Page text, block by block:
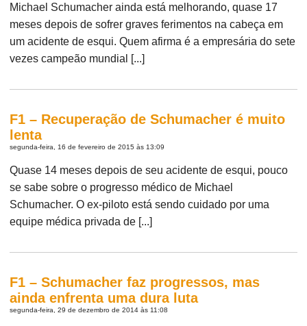
Michael Schumacher ainda está melhorando, quase 17
meses depois de sofrer graves ferimentos na cabeça em
um acidente de esqui. Quem afirma é a empresária do sete
vezes campeão mundial [...]
F1 – Recuperação de Schumacher é muito
lenta
segunda-feira, 16 de fevereiro de 2015 às 13:09
Quase 14 meses depois de seu acidente de esqui, pouco
se sabe sobre o progresso médico de Michael
Schumacher. O ex-piloto está sendo cuidado por uma
equipe médica privada de [...]
F1 – Schumacher faz progressos, mas
ainda enfrenta uma dura luta
segunda-feira, 29 de dezembro de 2014 às 11:08